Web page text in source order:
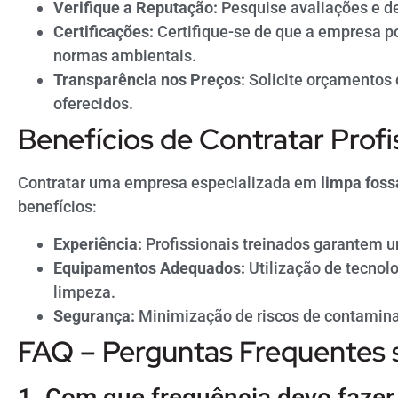
Verifique a Reputação: Pesquise avaliações e
Certificações: Certifique-se de que a empresa
normas ambientais.
Transparência nos Preços: Solicite orçamentos
oferecidos.
Benefícios de Contratar
Contratar uma empresa especializada em limpa
benefícios:
Experiência: Profissionais treinados garantem
Equipamentos Adequados: Utilização de
limpeza.
Segurança: Minimização de riscos de
FAQ – Perguntas